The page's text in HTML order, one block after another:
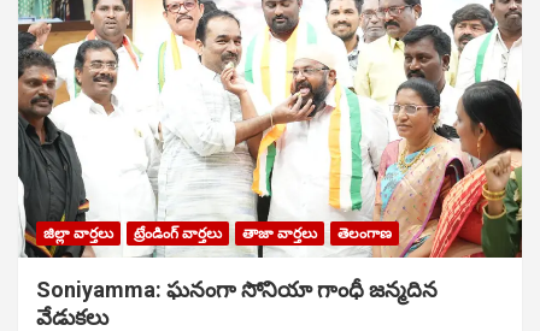
జిల్లా వార్తలు ట్రేండింగ్ వార్తలు తాజా వార్తలు తెలంగాణ
Soniyamma: ఘ‌నంగా సోనియా గాంధీ జ‌న్మ‌దిన
వేడుక‌లు